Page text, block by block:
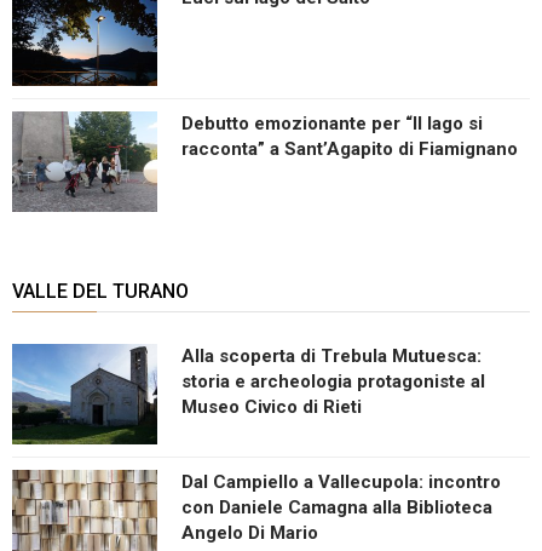
Debutto emozionante per “Il lago si
racconta” a Sant’Agapito di Fiamignano
VALLE DEL TURANO
Alla scoperta di Trebula Mutuesca:
storia e archeologia protagoniste al
Museo Civico di Rieti
Dal Campiello a Vallecupola: incontro
con Daniele Camagna alla Biblioteca
Angelo Di Mario